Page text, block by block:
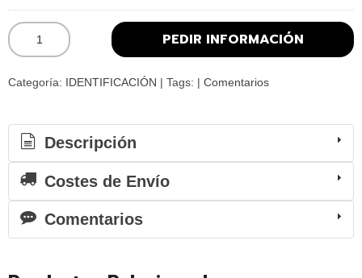
PEDIR INFORMACIÓN
Categoría: IDENTIFICACIÓN | Tags: | Comentarios
Descripción
Costes de Envío
Comentarios